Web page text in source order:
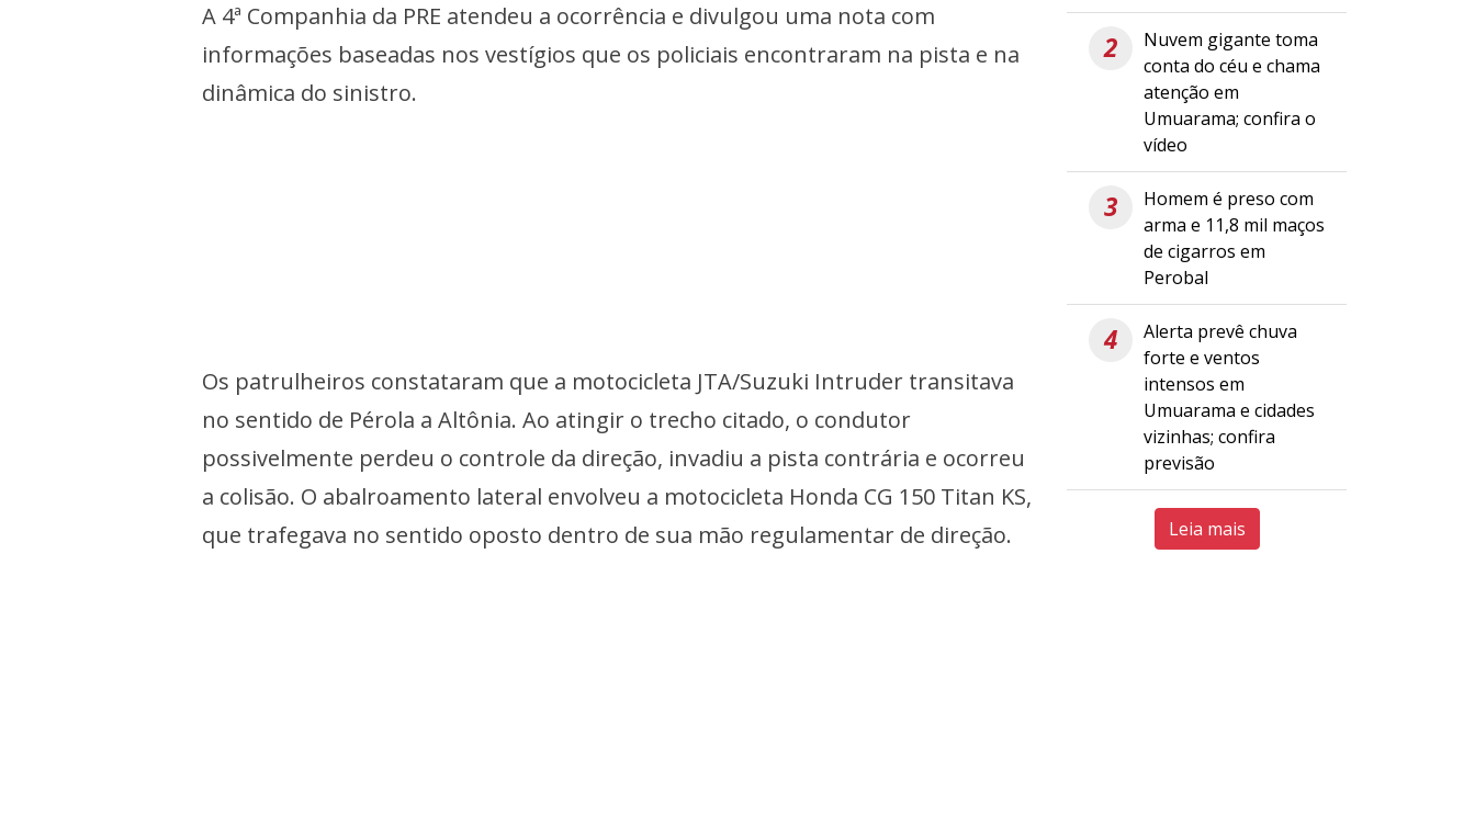
A 4ª Companhia da PRE atendeu a ocorrência e divulgou uma nota com
informações baseadas nos vestígios que os policiais encontraram na pista e na
dinâmica do sinistro.
Os patrulheiros constataram que a motocicleta JTA/Suzuki Intruder transitava
no sentido de Pérola a Altônia. Ao atingir o trecho citado, o condutor
possivelmente perdeu o controle da direção, invadiu a pista contrária e ocorreu
a colisão. O abalroamento lateral envolveu a motocicleta Honda CG 150 Titan KS,
que trafegava no sentido oposto dentro de sua mão regulamentar de direção.
2
Nuvem gigante toma
conta do céu e chama
atenção em
Umuarama; confira o
vídeo
3
Homem é preso com
arma e 11,8 mil maços
de cigarros em
Perobal
4
Alerta prevê chuva
forte e ventos
intensos em
Umuarama e cidades
vizinhas; confira
previsão
Leia mais